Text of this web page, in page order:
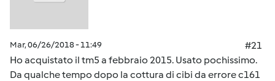
Mar, 06/26/2018 - 11:49
#21
Ho acquistato il tm5 a febbraio 2015. Usato pochissimo.
Da qualche tempo dopo la cottura di cibi da errore c161